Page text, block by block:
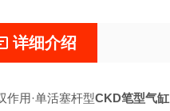
详细介绍
作用·单活塞杆型CKD笔型气缸